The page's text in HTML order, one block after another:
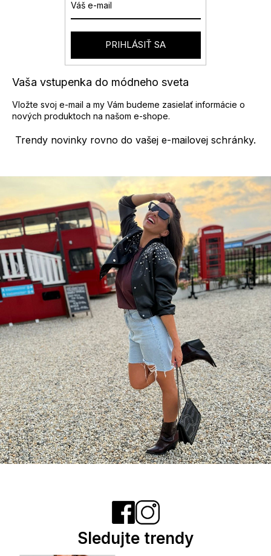
Trendy novinky rovno do vašej e-mailovej schránky.
Vaša vstupenka do módneho sveta
Vložte svoj e-mail a my Vám budeme zasielať informácie o
nových produktoch na našom e-shope.
PRIHLÁSIŤ SA